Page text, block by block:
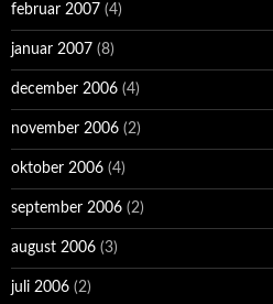
februar 2007 (4)
januar 2007 (8)
december 2006 (4)
november 2006 (2)
oktober 2006 (4)
september 2006 (2)
august 2006 (3)
juli 2006 (2)